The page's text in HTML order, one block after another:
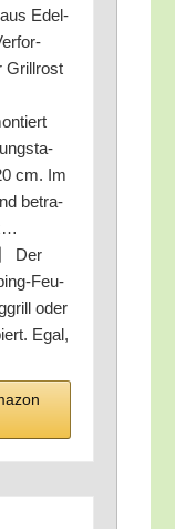
aus Edel­
Grill­rost
cm. Im
betra­
Der
Feu­
oder
Egal,